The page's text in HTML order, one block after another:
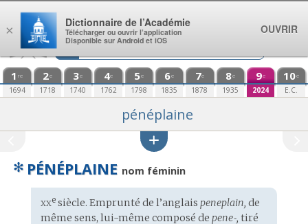
Aller au contenu
1 re
1694
2e
1718
3e
1740
4e
1762
5e
1798
6e
1835
7e
1878
8e
1935
9e
2024
10e
E.C.
pénéplaine
✻ PÉNÉPLAINE nom féminin
Étymologie
:
xxesiècle. Emprunté de l’anglais peneplain, de
même sens, lui-même composé de pene‑, tiré
×
Dictionnaire de l’Académie
Télécharger ou ouvrir l’application
Disponible sur Android et iOS
OUVRIR